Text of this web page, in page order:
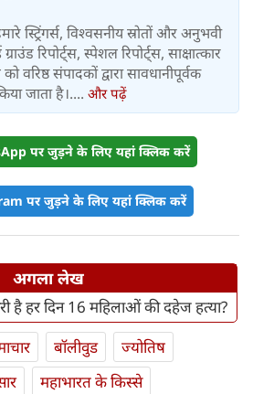
स्ट्रिंगर्स, विश्वसनीय स्रोतों और अनुभवी
रिपोर्ट्स, स्पेशल रिपोर्ट्स, साक्षात्कार
वरिष्ठ संपादकों द्वारा सावधानीपूर्वक
जाता है।.... और पढ़ें
पर जुड़ने के लिए यहां क्लिक करें
पर जुड़ने के लिए यहां क्लिक करें
अगला लेख
है हर दिन 16 महिलाओं की दहेज हत्या?
बॉलीवुड
ज्योतिष
महाभारत के किस्से